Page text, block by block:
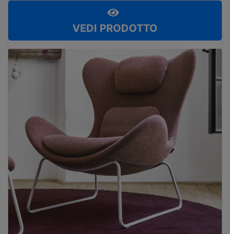
VEDI PRODOTTO